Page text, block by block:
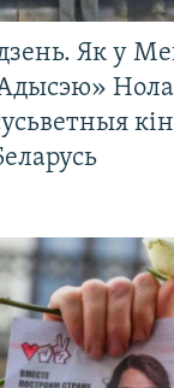
Як у